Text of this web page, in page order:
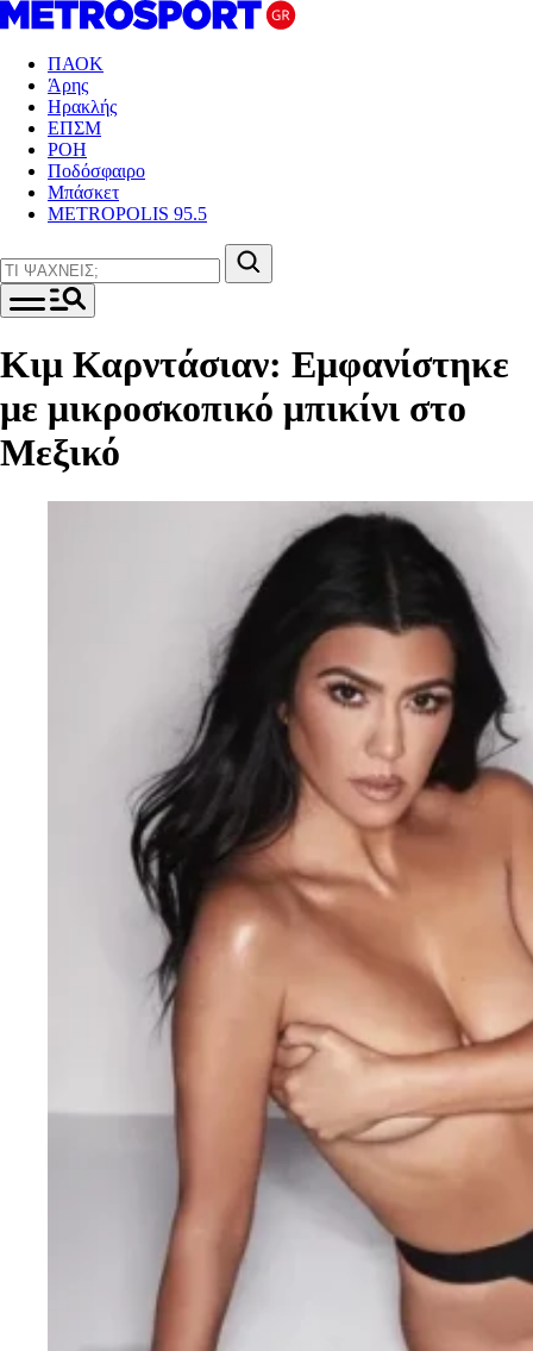
ΠΑΟΚ
Άρης
Ηρακλής
ΕΠΣΜ
ΡΟΗ
Ποδόσφαιρο
Μπάσκετ
METROPOLIS 95.5
Κιμ Καρντάσιαν: Εμφανίστηκε
με μικροσκοπικό μπικίνι στο
Μεξικό